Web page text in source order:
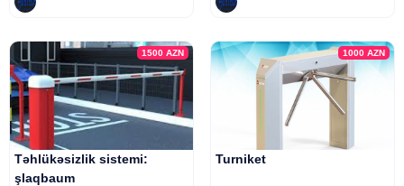
1500AZN
Təhlükəsizlik sistemi:
şlaqbaum
1000 AZN
Turniket